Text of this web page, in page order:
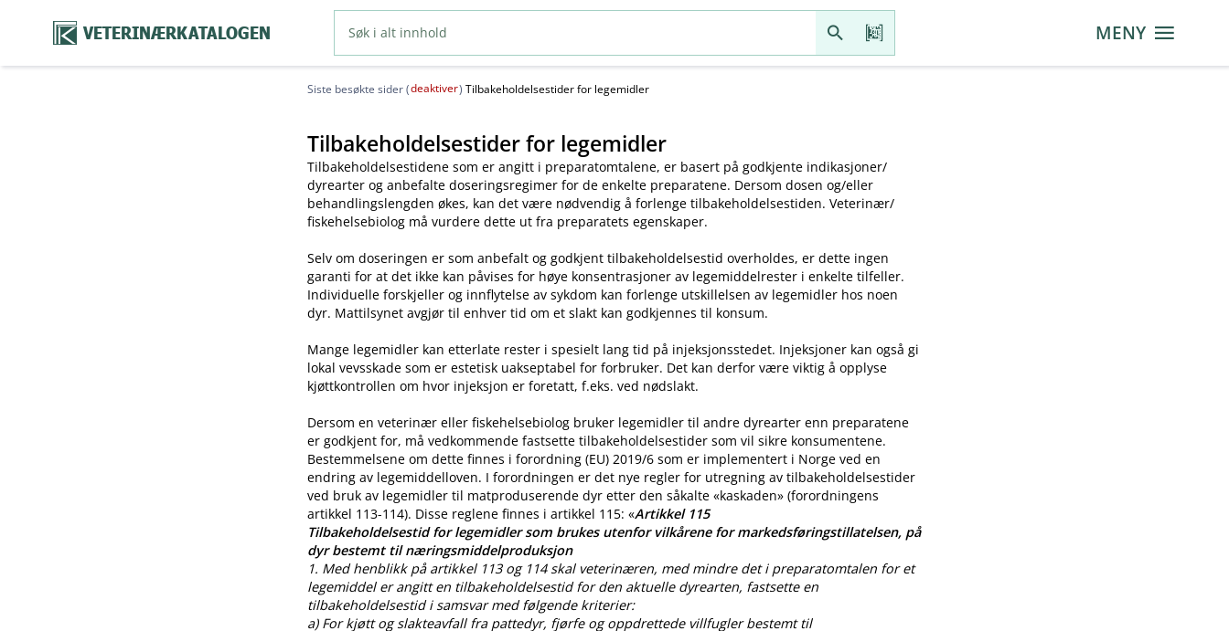
VETERINÆRKATALOGEN MENY
Siste besøkte sider (deaktiver) Tilbakeholdelsestider for legemidler
Tilbakeholdelsestider for legemidler
Tilbakeholdelsestidene som er angitt i preparatomtalene, er basert på godkjente indikasjoner​/​
dyrearter og anbefalte doseringsregimer for de enkelte preparatene. Dersom dosen og​/​eller
behandlingslengden økes, kan det være nødvendig å forlenge tilbakeholdelsestiden. Veterinær​/​
fiskehelsebiolog må vurdere dette ut fra preparatets egenskaper.
Selv om doseringen er som anbefalt og godkjent tilbakeholdelsestid overholdes, er dette ingen
garanti for at det ikke kan påvises for høye konsentrasjoner av legemiddelrester i enkelte tilfeller.
Individuelle forskjeller og innflytelse av sykdom kan forlenge utskillelsen av legemidler hos noen
dyr. Mattilsynet avgjør til enhver tid om et slakt kan godkjennes til konsum.
Mange legemidler kan etterlate rester i spesielt lang tid på injeksjonsstedet. Injeksjoner kan også gi
lokal vevsskade som er estetisk uakseptabel for forbruker. Det kan derfor være viktig å opplyse
kjøttkontrollen om hvor injeksjon er foretatt, f.eks. ved nødslakt.
Dersom en veterinær eller fiskehelsebiolog bruker legemidler til andre dyrearter enn preparatene
er godkjent for, må vedkommende fastsette tilbakeholdelsestider som vil sikre konsumentene.
Bestemmelsene om dette finnes i forordning (EU) 2019/6 som er implementert i Norge ved en
endring av legemiddelloven. I forordningen er det nye regler for utregning av tilbakeholdelsestider
ved bruk av legemidler til matproduserende dyr etter den såkalte «kaskaden» (forordningens
artikkel 113-114). Disse reglene finnes i artikkel 115: «Artikkel 115
Tilbakeholdelsestid for legemidler som brukes utenfor vilkårene for markedsføringstillatelsen, på
dyr bestemt til næringsmiddelproduksjon
1. Med henblikk på artikkel 113 og 114 skal veterinæren, med mindre det i preparatomtalen for et
legemiddel er angitt en tilbakeholdelsestid for den aktuelle dyrearten, fastsette en
tilbakeholdelsestid i samsvar med følgende kriterier:
a) For kjøtt og slakteavfall fra pattedyr, fjørfe og oppdrettede villfugler bestemt til